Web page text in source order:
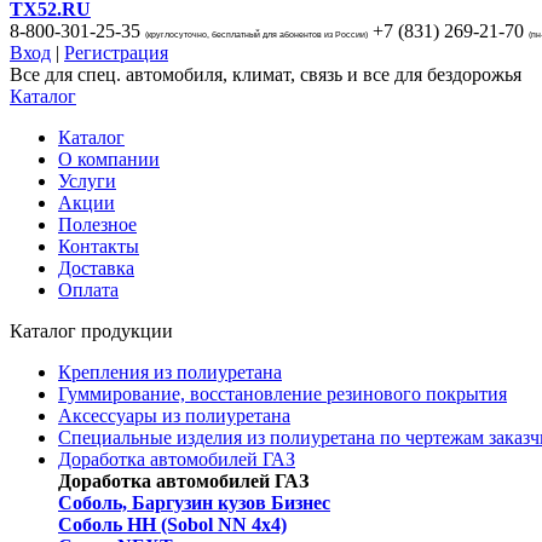
TX52.RU
8-800-301-25-35 (круглосуточно, бесплатный для абонентов из России) +7 (831) 269-21-70
Вход | Регистрация
Все для спец. автомобиля, климат, связь и все для бездорожья
Каталог
Каталог
О компании
Услуги
Акции
Полезное
Контакты
Доставка
Оплата
Каталог продукции
Крепления из полиуретана
Гуммирование, восстановление резинового покрытия
Аксессуары из полиуретана
Специальные изделия из полиуретана по чертежам
Доработка автомобилей ГАЗ
Доработка автомобилей ГАЗ
Соболь, Баргузин кузов Бизнес
Соболь НН (Sobol NN 4x4)